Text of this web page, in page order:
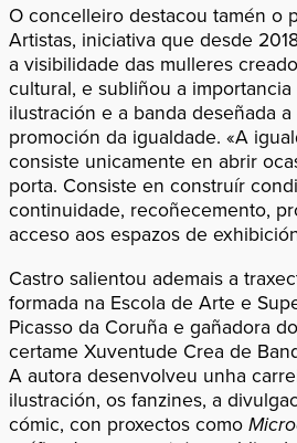
O concelleiro destacou tamén o
Artistas, iniciativa que desde
a visibilidade das mulleres
cultural, e subliñou a
ilustración e a banda deseñada
promoción da igualdade. «A
consiste unicamente en abrir
porta. Consiste en construír
continuidade, recoñecemento,
acceso aos espazos de
Castro salientou ademais a
formada na Escola de Arte e
Picasso da Coruña e gañadora
certame Xuventude Crea de
A autora desenvolveu unha
ilustración, os fanzines, a
cómic, con proxectos como